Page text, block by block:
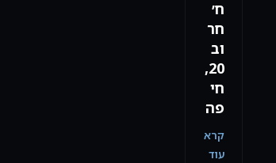
ח׳
חר
וב
20,
חי
פה
קרא
עוד